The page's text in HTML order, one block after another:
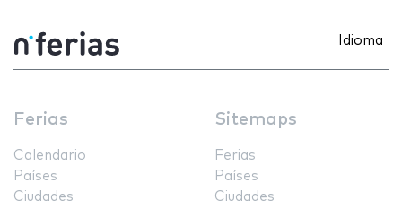
Idioma
Ferias
Calendario
Países
Ciudades
Sitemaps
Ferias
Países
Ciudades